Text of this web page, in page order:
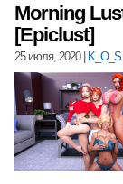
Morning
[Epiclust]
25 июля, 2020| K_O_S